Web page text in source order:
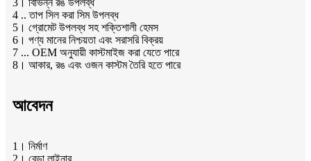
3। বিভিন্ন রঙ উপলব্ধ
4 .. তাপ সিল করা সিম উপলব্ধ
5। গ্রোমেট উপলব্ধ সহ শক্তিশালী হেমস
6। পণ্য মানের নিশ্চয়তা এবং সরাসরি বিক্রয়
7 ... OEM অনুযায়ী কাস্টমাইজ করা যেতে পারে
8। আকার, রঙ এবং ওজন কাস্টম তৈরি হতে পারে
আবেদন
1। নির্মাণ
2। বেড়া লাইনার